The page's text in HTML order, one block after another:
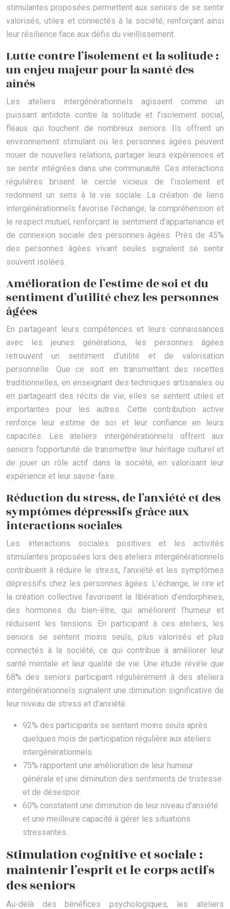
stimulantes proposées permettent aux seniors de se sentir
valorisés, utiles et connectés à la société, renforçant ainsi
leur résilience face aux défis du vieillissement.
Lutte contre l’isolement et la solitude :
un enjeu majeur pour la santé des
aînés
Les ateliers intergénérationnels agissent comme un
puissant antidote contre la solitude et l’isolement social,
fléaux qui touchent de nombreux seniors. Ils offrent un
environnement stimulant où les personnes âgées peuvent
nouer de nouvelles relations, partager leurs expériences et
se sentir intégrées dans une communauté. Ces interactions
régulières brisent le cercle vicieux de l’isolement et
redonnent un sens à la vie sociale. La création de liens
intergénérationnels favorise l’échange, la compréhension et
le respect mutuel, renforçant le sentiment d’appartenance et
de connexion sociale des personnes âgées. Près de 45%
des personnes âgées vivant seules signalent se sentir
souvent isolées.
Amélioration de l’estime de soi et du
sentiment d’utilité chez les personnes
âgées
En partageant leurs compétences et leurs connaissances
avec les jeunes générations, les personnes âgées
retrouvent un sentiment d’utilité et de valorisation
personnelle. Que ce soit en transmettant des recettes
traditionnelles, en enseignant des techniques artisanales ou
en partageant des récits de vie, elles se sentent utiles et
importantes pour les autres. Cette contribution active
renforce leur estime de soi et leur confiance en leurs
capacités. Les ateliers intergénérationnels offrent aux
seniors l’opportunité de transmettre leur héritage culturel et
de jouer un rôle actif dans la société, en valorisant leur
expérience et leur savoir-faire.
Réduction du stress, de l’anxiété et des
symptômes dépressifs grâce aux
interactions sociales
Les interactions sociales positives et les activités
stimulantes proposées lors des ateliers intergénérationnels
contribuent à réduire le stress, l’anxiété et les symptômes
dépressifs chez les personnes âgées. L’échange, le rire et
la création collective favorisent la libération d’endorphines,
des hormones du bien-être, qui améliorent l’humeur et
réduisent les tensions. En participant à ces ateliers, les
seniors se sentent moins seuls, plus valorisés et plus
connectés à la société, ce qui contribue à améliorer leur
santé mentale et leur qualité de vie. Une étude révèle que
68% des seniors participant régulièrement à des ateliers
intergénérationnels signalent une diminution significative de
leur niveau de stress et d’anxiété.
92% des participants se sentent moins seuls après
quelques mois de participation régulière aux ateliers
intergénérationnels.
75% rapportent une amélioration de leur humeur
générale et une diminution des sentiments de tristesse
et de désespoir.
60% constatent une diminution de leur niveau d’anxiété
et une meilleure capacité à gérer les situations
stressantes.
Stimulation cognitive et sociale :
maintenir l’esprit et le corps actifs
des seniors
Au-delà des bénéfices psychologiques, les ateliers